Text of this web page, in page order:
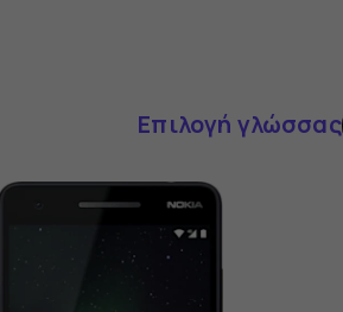
Επιλογή γλώσσας